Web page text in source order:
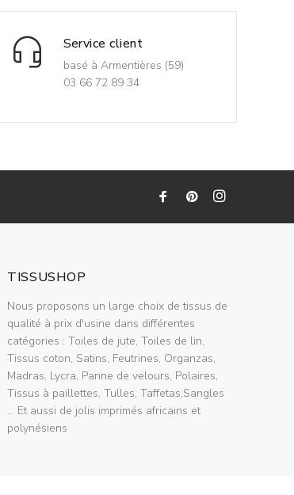
Service client
basé à Armentières (59)
03 66 72 89 34
TISSUSHOP
Nous proposons un large choix de tissus de
qualité à prix d'usine dans différentes
catégories : Toiles de jute, Toiles de lin,
Tissus coton, Satins, Feutrines, Organzas,
Madras, Lycra, Panne de velours, Polaires,
Tissus à paillettes, Tulles, Taffetas,Sangles
... Et aussi de jolis imprimés africains et
polynésiens